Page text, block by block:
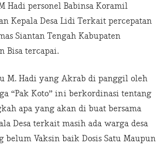
Hadi personel Babinsa Koramil
Kepala Desa Lidi Terkait percepatan
Siantan Tengah Kabupaten
Bisa tercapai.
M. Hadi yang Akrab di panggil oleh
“Pak Koto” ini berkordinasi tentang
apa yang akan di buat bersama
Desa terkait masih ada warga desa
belum Vaksin baik Dosis Satu Maupun